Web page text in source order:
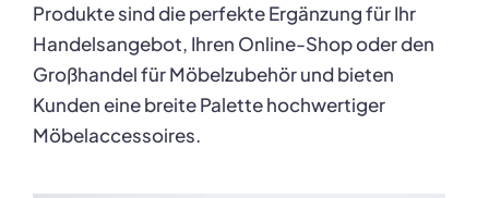
Produkte sind die perfekte Ergänzung für Ihr
Handelsangebot, Ihren Online-Shop oder den
Großhandel für Möbelzubehör und bieten
Kunden eine breite Palette hochwertiger
Möbelaccessoires.